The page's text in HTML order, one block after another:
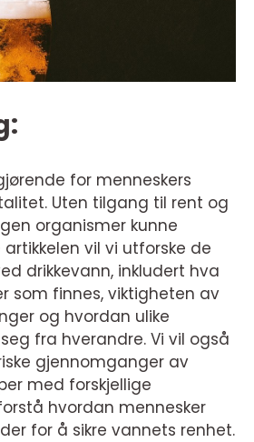
for menneskers
Uten tilgang til rent og
organismer kunne
artikkelen vil vi utforske de
drikkevann, inkludert hva
som finnes, viktigheten av
og hvordan ulike
fra hverandre. Vi vil også
gjennomganger av
med forskjellige
hvordan mennesker
for å sikre vannets renhet.